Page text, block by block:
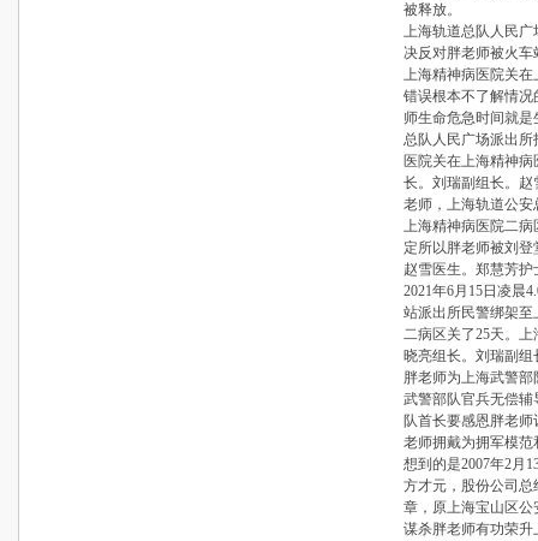
被释放。
上海轨道总队人民
决反对胖老师被火
上海精神病医院关
错误根本不了解情
师生命危急时间就
总队人民广场派出
医院关在上海精神
长。刘瑞副组长。
老师，上海轨道公
上海精神病医院二
定所以胖老师被刘
赵雪医生。郑慧芳
2021年6月15日凌晨
站派出所民警绑架
二病区关了25天。
晓亮组长。刘瑞副
胖老师为上海武警
武警部队官兵无偿
队首长要感恩胖老
老师拥戴为拥军模
想到的是2007年2月
方才元，股份公司
章，原上海宝山区
谋杀胖老师有功荣